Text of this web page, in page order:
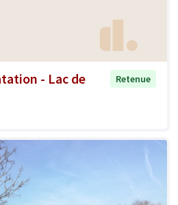
- Lac de
Retenue